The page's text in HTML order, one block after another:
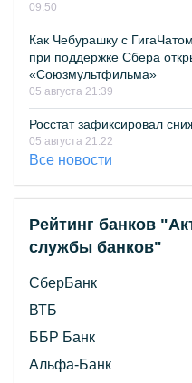
09:50
Как Чебурашку с
при поддержке Сбера
«Союзмультфильма»
05 августа 21:39
Росстат зафиксировал
05 августа 21:22
Все новости
Рейтинг банков
службы банков"
СберБанк
ВТБ
ББР Банк
Альфа-Банк